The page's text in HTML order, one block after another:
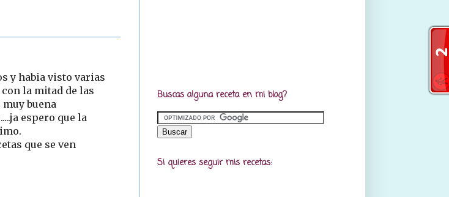
y habia visto varias
la mitad de las
buena
espero que la
que se ven
Buscas alguna receta en mi blog?
Si quieres seguir mis recetas: